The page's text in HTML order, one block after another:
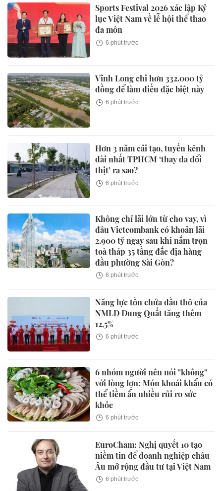
Sports Festival 2026 xác lập Kỷ
lục Việt Nam về lễ hội thể thao
đa môn
6 phút trước
Vĩnh Long chi hơn 332.000 tỷ
đồng để làm điều đặc biệt này
6 phút trước
Hơn 3 năm cải tạo, tuyến kênh
dài nhất TPHCM ‘thay da đổi
thịt’ ra sao?
6 phút trước
Không chỉ lãi lớn từ cho vay, vì
đâu Vietcombank có khoản lãi
2.900 tỷ ngay sau khi nắm trọn
toà tháp 35 tầng đắc địa hàng
đầu phường Sài Gòn?
6 phút trước
Năng lực tồn chứa dầu thô của
NMLD Dung Quất tăng thêm
12,5%
6 phút trước
6 nhóm người nên nói "không"
với lòng lợn: Món khoái khẩu có
thể tiềm ẩn nhiều rủi ro sức
khỏe
6 phút trước
EuroCham: Nghị quyết 10 tạo
niềm tin để doanh nghiệp châu
Âu mở rộng đầu tư tại Việt Nam
6 phút trước